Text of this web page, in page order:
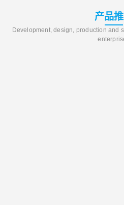
产品
Development, design, production and